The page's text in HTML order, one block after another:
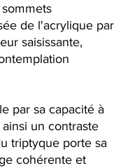
de l'acrylique par
saisissante,
par sa capacité à
un contraste
triptyque porte sa
cohérente et